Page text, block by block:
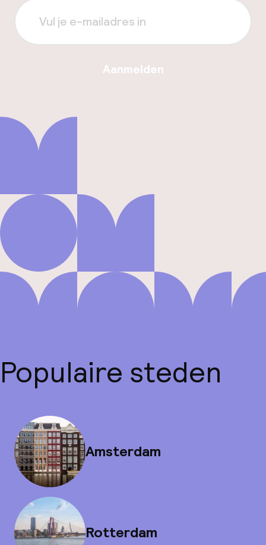
Aanmelden
Populaire steden
Amsterdam
Rotterdam